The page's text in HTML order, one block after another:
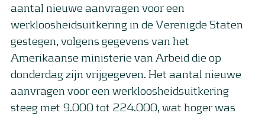
aantal nieuwe aanvragen voor een
werkloosheidsuitkering in de Verenigde Staten
gestegen, volgens gegevens van het
Amerikaanse ministerie van Arbeid die op
donderdag zijn vrijgegeven. Het aantal nieuwe
aanvragen voor een werkloosheidsuitkering
steeg met 9.000 tot 224.000, wat hoger was